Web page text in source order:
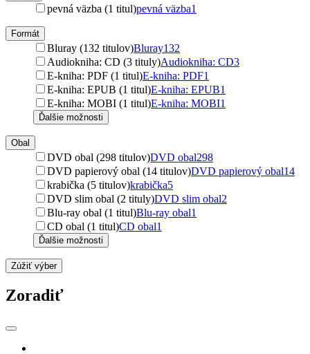
pevná väzba (1 titul)pevná väzba1
Formát
Bluray (132 titulov)Bluray132
Audiokniha: CD (3 tituly)Audiokniha: CD3
E-kniha: PDF (1 titul)E-kniha: PDF1
E-kniha: EPUB (1 titul)E-kniha: EPUB1
E-kniha: MOBI (1 titul)E-kniha: MOBI1
Ďalšie možnosti
Obal
DVD obal (298 titulov)DVD obal298
DVD papierový obal (14 titulov)DVD papierový obal14
krabička (5 titulov)krabička5
DVD slim obal (2 tituly)DVD slim obal2
Blu-ray obal (1 titul)Blu-ray obal1
CD obal (1 titul)CD obal1
Ďalšie možnosti
Zúžiť výber
Zoradiť